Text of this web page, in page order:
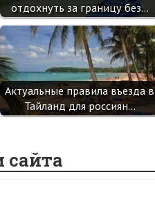
отдохнуть за границу без…
Актуальные правила въезда в
Тайланд для россиян…
сайта